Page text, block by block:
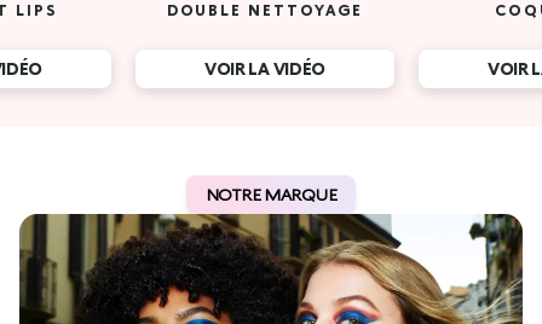
LIPS DOUBLE NETTOYAGE
VOIR LA VIDÉO VOIR
NOTRE MARQUE